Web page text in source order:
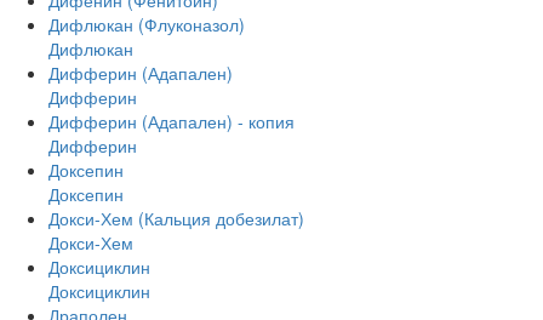
Дифлюкан (Флуконазол)
Дифлюкан
Дифферин (Адапален)
Дифферин
Дифферин (Адапален) - копия
Дифферин
Доксепин
Доксепин
Докси-Хем (Кальция добезилат)
Докси-Хем
Доксициклин
Доксициклин
Драполен